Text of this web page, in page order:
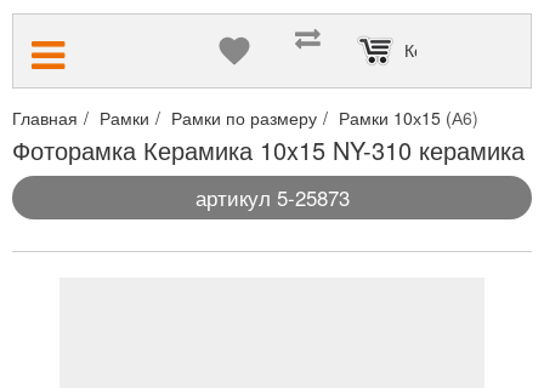
Корзина пуста
Главная Рамки Рамки по размеру Рамки 10х15 (А6)
Фоторамка Керамика 10x15 NY-310 керамика
артикул 5-25873